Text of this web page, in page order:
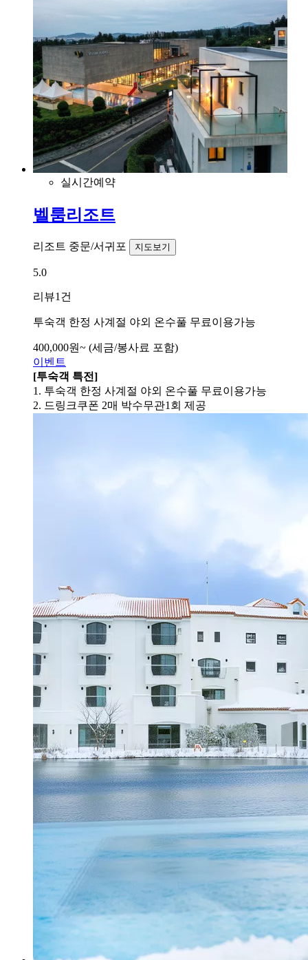
실시간예약
벨룸리조트
리조트 중문/서귀포 지도보기
5.0
리뷰1건
투숙객 한정 사계절 야외 온수풀 무료이용가능
400,000원~ (세금/봉사료 포함)
이벤트
[투숙객 특전]
1. 투숙객 한정 사계절 야외 온수풀 무료이용가능
2. 드링크쿠폰 2매 박수무관1회 제공